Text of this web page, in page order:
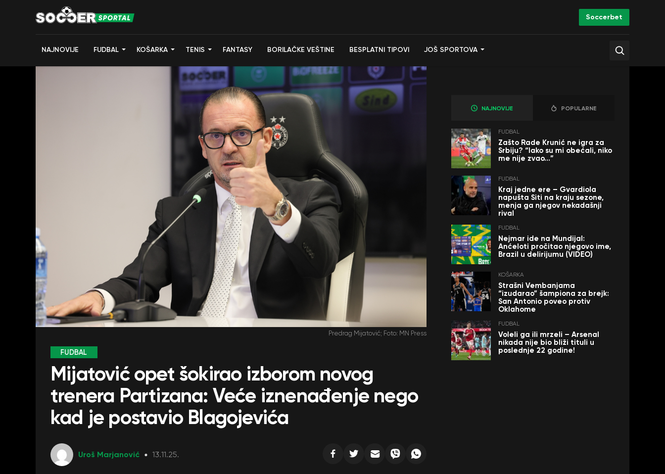
Soccerbet
NAJNOVIJE FUDBAL KOŠARKA TENIS FANTASY BORILAČKE VEŠTINE BESPLATNI TIPOVI JOŠ SPORTOVA
Predrag Mijatović; Foto: MN Press
FUDBAL
Mijatović opet šokirao izborom novog
trenera Partizana: Veće iznenađenje nego
kad je postavio Blagojevića
Uroš Marjanović 13.11.25.
NAJNOVIJE POPULARNE
FUDBAL
Zašto Rade Krunić ne igra za
Srbiju? “Iako su mi obećali, niko
me nije zvao…”
FUDBAL
Kraj jedne ere – Gvardiola
napušta Siti na kraju sezone,
menja ga njegov nekadašnji
rival
FUDBAL
Nejmar ide na Mundijal:
Anćeloti pročitao njegovo ime,
Brazil u delirijumu (VIDEO)
KOŠARKA
Strašni Vembanjama
“izudarao” šampiona za brejk:
San Antonio poveo protiv
Oklahome
FUDBAL
Voleli ga ili mrzeli – Arsenal
nikada nije bio bliži tituli u
poslednje 22 godine!